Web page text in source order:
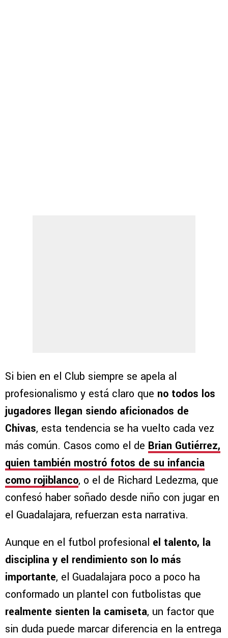
Si bien en el Club siempre se apela al
profesionalismo y está claro que no todos los
jugadores llegan siendo aficionados de
Chivas, esta tendencia se ha vuelto cada vez
más común. Casos como el de Brian Gutiérrez,
quien también mostró fotos de su infancia
como rojiblanco, o el de Richard Ledezma, que
confesó haber soñado desde niño con jugar en
el Guadalajara, refuerzan esta narrativa.
Aunque en el futbol profesional el talento, la
disciplina y el rendimiento son lo más
importante, el Guadalajara poco a poco ha
conformado un plantel con futbolistas que
realmente sienten la camiseta, un factor que
sin duda puede marcar diferencia en la entrega